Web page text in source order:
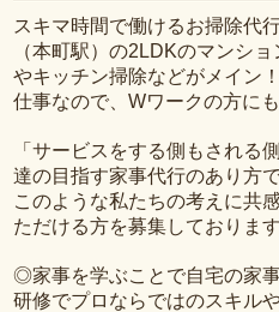
スキマ時間で働けるお掃除代
（本町駅）の2LDKのマンシ
やキッチン掃除などがメイン
仕事なので、Wワークの方に
「サービスをする側もされる
達の目指す家事代行のあり方で
このような私たちの考えに共
ただける方を募集しております
◎家事を学ぶことで自宅の家
研修でプロならではのスキル